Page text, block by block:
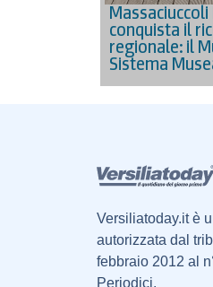
Massaciuccoli
conquista il
regionale: il
Sistema
Versiliatoday.it è
autorizzata dal
febbraio 2012 al
Periodici.